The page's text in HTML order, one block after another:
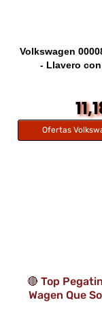
Volkswagen
- Llavero
Ofertas
🔴 Top
Wagen Que